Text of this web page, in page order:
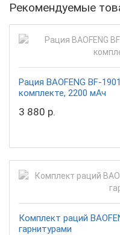
Рекомендуемые
Рация BAOFENG BF-
комплекте, 2200 мАч
3 880 р.
Комплект раций
гарнитурами